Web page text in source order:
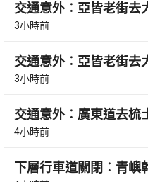
交通意外︰亞皆老街去
3小時前
交通意外︰亞皆老街去
3小時前
交通意外︰廣東道去梳
4小時前
下層行車道關閉︰青嶼